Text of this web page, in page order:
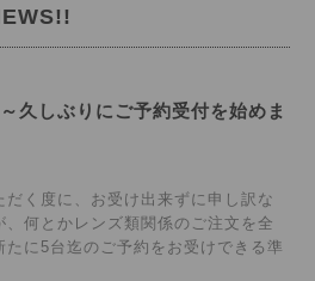
久しぶりにご予約受付を始めま
く度に、お受け出来ずに申し訳な
何とかレンズ類関係のご注文を全
に5台迄のご予約をお受けできる準